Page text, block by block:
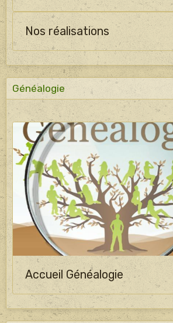
Nos réalisations
Généalogie
Accueil Généalogie